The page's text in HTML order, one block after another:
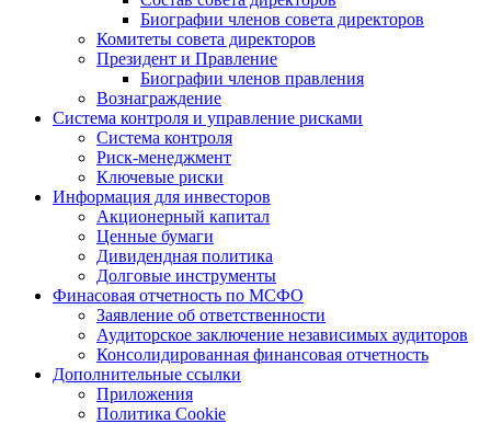
Биографии членов совета директоров
Комитеты совета директоров
Президент и Правление
Биографии членов правления
Вознаграждение
Система контроля и управление рисками
Система контроля
Риск-менеджмент
Ключевые риски
Информация для инвесторов
Акционерный капитал
Ценные бумаги
Дивидендная политика
Долговые инструменты
Финасовая отчетность по МСФО
Заявление об ответственности
Аудиторское заключение независимых аудиторов
Консолидированная финансовая отчетность
Дополнительные ссылки
Приложения
Политика Cookie